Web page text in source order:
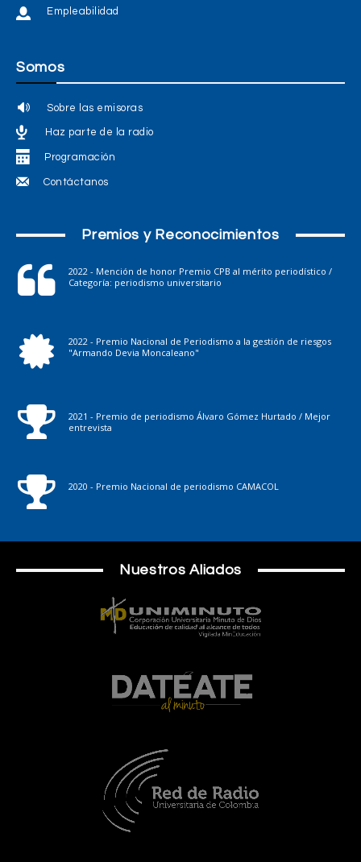
Empleabilidad
Somos
Sobre las emisoras
Haz parte de la radio
Programación
Contáctanos
Premios y Reconocimientos
2022 - Mención de honor Premio CPB al mérito periodístico /
Categoría: periodismo universitario
2022 - Premio Nacional de Periodismo a la gestión de riesgos
"Armando Devia Moncaleano"
2021 - Premio de periodismo Álvaro Gómez Hurtado / Mejor
entrevista
2020 - Premio Nacional de periodismo CAMACOL
Nuestros Aliados